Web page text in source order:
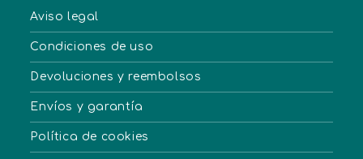
Aviso legal
Condiciones de uso
Devoluciones y reembolsos
Envíos y garantía
Política de cookies